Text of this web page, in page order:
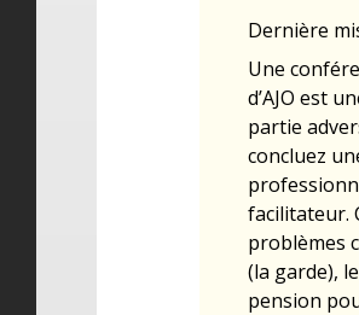
Dernière
Une
d’AJO est
partie
concluez
facilitateur.
problèmes
(la garde),
pension